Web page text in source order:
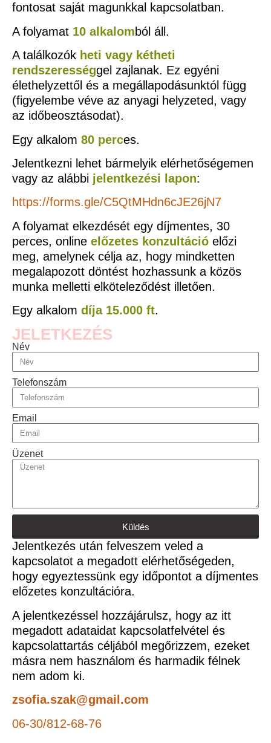
fontosat saját magunkkal kapcsolatban.
A folyamat 10 alkalomból áll.
A találkozók heti vagy kétheti
rendszerességgel zajlanak. Ez egyéni
élethelyzettől és a megállapodásunktól függ
(figyelembe véve az anyagi helyzeted, vagy
az időbeosztásodat).
Egy alkalom 80 perces.
Jelentkezni lehet bármelyik elérhetőségemen
vagy az alábbi jelentkezési lapon:
https://forms.gle/C5QtMHdn6cJE26jN7
A folyamat elkezdését egy díjmentes, 30
perces, online előzetes konzultáció előzi
meg, amelynek célja az, hogy mindketten
megalapozott döntést hozhassunk a közös
munka melletti elköteleződést illetően.
Egy alkalom díja 15.000 ft.
JELETKEZÉS
Név
Telefonszám
Email
Üzenet
Küldés
Jelentkezés után felveszem veled a
kapcsolatot a megadott elérhetőségeden,
hogy egyeztessünk egy időpontot a díjmentes
előzetes konzultációra.
A jelentkezéssel hozzájárulsz, hogy az itt
megadott adataidat kapcsolatfelvétel és
kapcsolattartás céljából megőrizzem, ezeket
másra nem használom és harmadik félnek
nem adom ki.
zsofia.szak@gmail.com
06-30/812-68-76